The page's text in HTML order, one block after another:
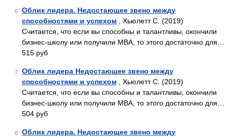
6
Облик лидера. Недостающее звено между
способностями и успехом , Хьюлетт С. (2019)
Считается, что если вы способны и талантливы, окончили
бизнес-школу или получили MBA, то этого достаточно для…
515 руб
7
Облик лидера Недостающее звено между
способностями и успехом , Хьюлетт С. (2019)
Считается, что если вы способны и талантливы, окончили
бизнес-школу или получили MBA, то этого достаточно для…
504 руб
8
Облик лидера. Недостающее звено между